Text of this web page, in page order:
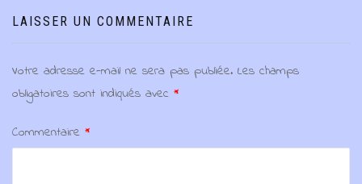
LAISSER UN COMMENTAIRE
Votre adresse e-mail ne sera pas publiée. Les champs
obligatoires sont indiqués avec *
Commentaire *